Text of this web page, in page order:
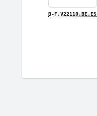
B-F.V22110.BE.ES